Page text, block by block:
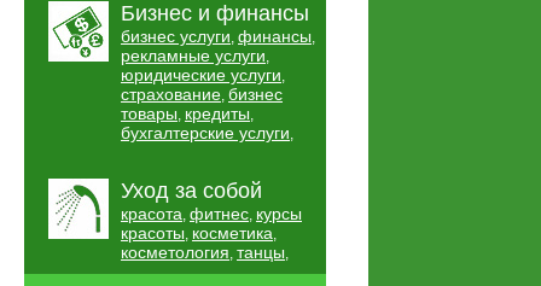
Бизнес и финансы
бизнес услуги, финансы,
рекламные услуги,
юридические услуги,
страхование, бизнес
товары, кредиты,
бухгалтерские услуги,
Уход за собой
красота, фитнес, курсы
красоты, косметика,
косметология, танцы,